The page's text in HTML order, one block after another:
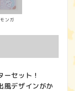
ンガ
セット！
風デザインがか